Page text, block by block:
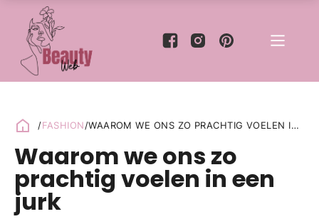
/FASHION/WAAROM WE ONS ZO PRACHTIG VOELEN IN
Waarom we ons zo
prachtig voelen in een
jurk